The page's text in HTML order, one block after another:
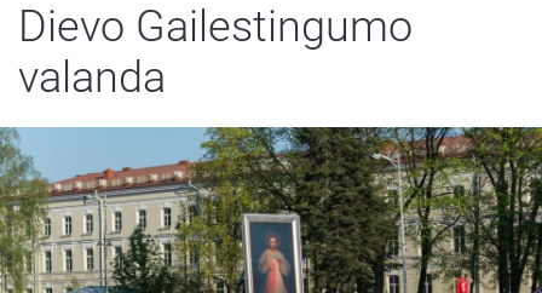
Dievo Gailestingumo
valanda